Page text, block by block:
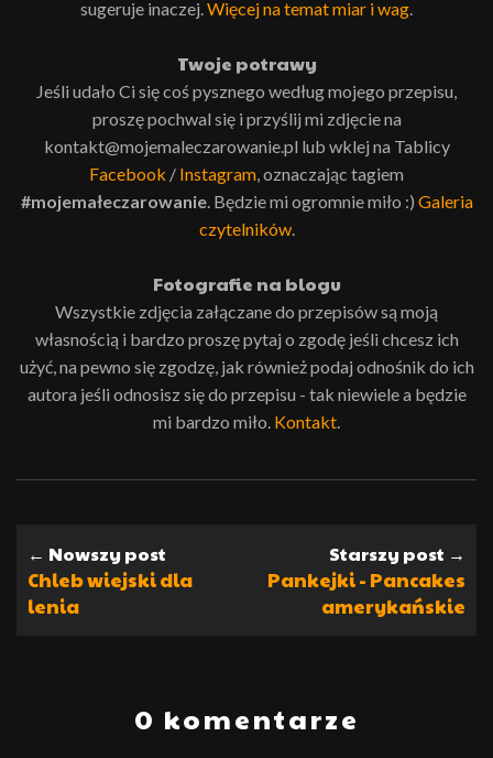
sugeruje inaczej. Więcej na temat miar i wag
Twoje potrawy
Jeśli udało Ci się coś pysznego według mojego przepisu,
proszę pochwal się i przyślij mi zdjęcie na
kontakt@mojemaleczarowanie.pl lub wklej na Tablicy
Facebook / Instagram , oznaczając tagiem
#mojemałeczarowanie. Będzie mi ogromnie miło :) Galeria
czytelników.
Fotografie na blogu
Wszystkie zdjęcia załączane do przepisów są moją
własnością i bardzo proszę pytaj o zgodę jeśli chcesz ich
użyć, na pewno się zgodzę, jak również podaj odnośnik do ich
autora jeśli odnosisz się do przepisu - tak niewiele a będzie
mi bardzo miło. Kontakt
← Nowszy post
Chleb wiejski dla
lenia
Starszy post →
Pankejki - Pancakes
amerykańskie
0 komentarze